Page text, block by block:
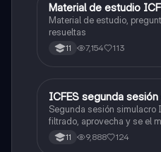
ICFES: Matemáticas
Material de estudio
Material de estudio,
resueltas
11 7,154 113
ICFES: Lectura Crítica
ICFES segunda
Segunda sesión simulacro
filtrado, aprovecha y se el
poder ingresar a
carrera con la que tanto
11 9,888 124